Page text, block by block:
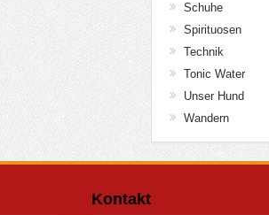
Schuhe
Spirituosen
Technik
Tonic Water
Unser Hund
Wandern
Kontakt